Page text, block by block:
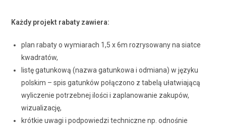
Każdy projekt rabaty zawiera:
plan rabaty o wymiarach 1,5 x 6m rozrysowany na siatce
kwadratów,
listę gatunkową (nazwa gatunkowa i odmiana) w języku
polskim – spis gatunków połączono z tabelą ułatwiającą
wyliczenie potrzebnej ilości i zaplanowanie zakupów,
wizualizację,
krótkie uwagi i podpowiedzi techniczne np. odnośnie